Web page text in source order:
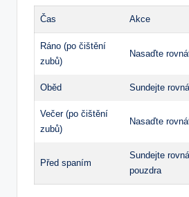
Čas Akce
Ráno (po čištění
zubů)
Nasaďte
Oběd Sundejte
Večer (po čištění
zubů)
Nasaďte
Před spaním
Sundejte
pouzdra